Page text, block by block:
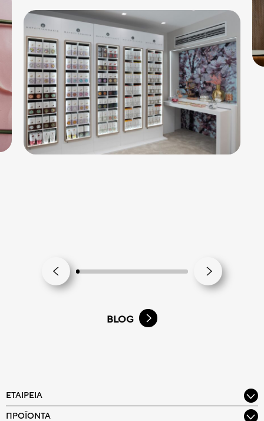
BLOG
ΕΤΑΙΡΕΊΑ
ΠΡΟΪΌΝΤΑ